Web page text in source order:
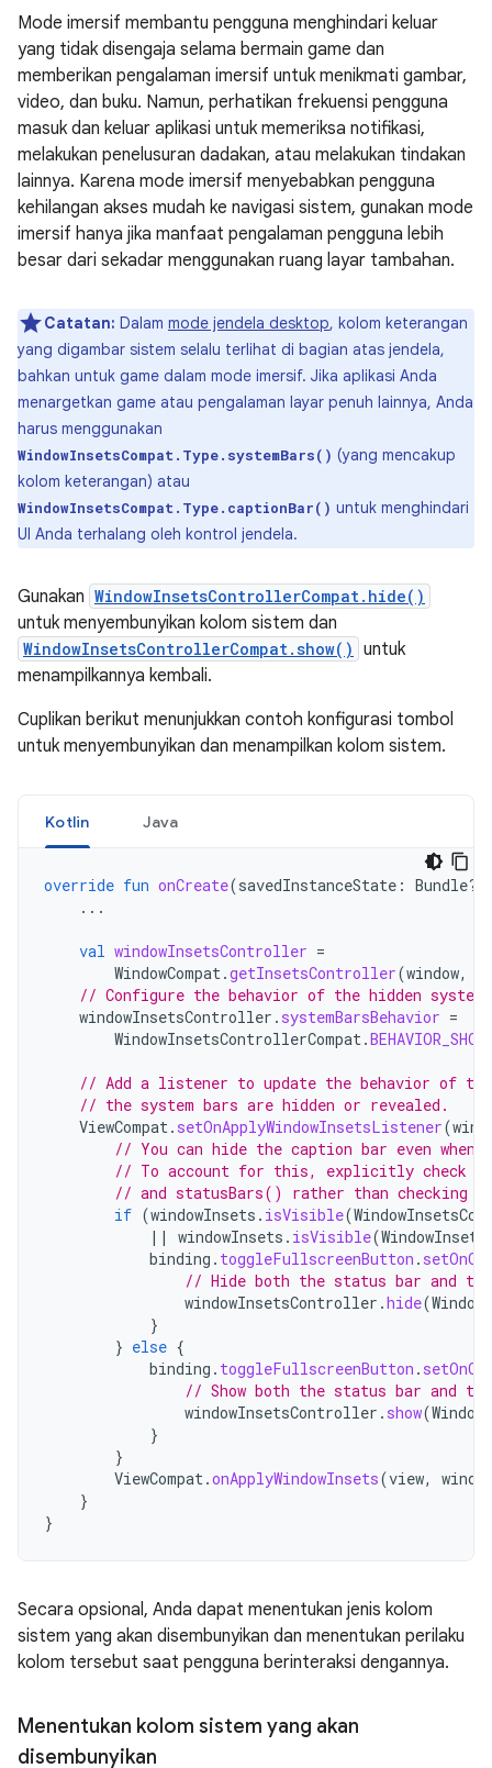
Mode imersif membantu pengguna menghindari keluar
yang tidak disengaja selama bermain game dan
memberikan pengalaman imersif untuk menikmati gambar,
video, dan buku. Namun, perhatikan frekuensi pengguna
masuk dan keluar aplikasi untuk memeriksa notifikasi,
melakukan penelusuran dadakan, atau melakukan tindakan
lainnya. Karena mode imersif menyebabkan pengguna
kehilangan akses mudah ke navigasi sistem, gunakan mode
imersif hanya jika manfaat pengalaman pengguna lebih
besar dari sekadar menggunakan ruang layar tambahan.
Catatan: Dalam mode jendela desktop, kolom keterangan
yang digambar sistem selalu terlihat di bagian atas jendela,
bahkan untuk game dalam mode imersif. Jika aplikasi Anda
menargetkan game atau pengalaman layar penuh lainnya, Anda
harus menggunakan
WindowInsetsCompat.Type.systemBars() (yang mencakup
kolom keterangan) atau
WindowInsetsCompat.Type.captionBar() untuk menghindari
UI Anda terhalang oleh kontrol jendela.
Gunakan WindowInsetsControllerCompat.hide()
untuk menyembunyikan kolom sistem dan
WindowInsetsControllerCompat.show() untuk
menampilkannya kembali.
Cuplikan berikut menunjukkan contoh konfigurasi tombol
untuk menyembunyikan dan menampilkan kolom sistem.
Kotlin Java
override fun onCreate(savedInstanceState : Bundle?)
...
val windowInsetsController =
WindowCompat.getInsetsController(window,
// Configure the behavior of the hidden system
windowInsetsController . systemBarsBehavior =
WindowInsetsControllerCompat.
// Add a listener to update the behavior of
// the system bars are hidden or revealed.
ViewCompat. setOnApplyWindowInsetsListener(
// You can hide the caption bar even
// To account for this, explicitly check
// and statusBars() rather than checking
if (windowInsets . isVisible(
||
windowInsets . isVisible(
binding . toggleFullscreenButton .
// Hide both the status bar and
windowInsetsController .hide(
}
} else {
binding . toggleFullscreenButton .
// Show both the status bar and
windowInsetsController . show(
}
}
ViewCompat.onApplyWindowInsets(view,
}
}
Secara opsional, Anda dapat menentukan jenis kolom
sistem yang akan disembunyikan dan menentukan perilaku
kolom tersebut saat pengguna berinteraksi dengannya.
Menentukan kolom sistem yang akan
disembunyikan